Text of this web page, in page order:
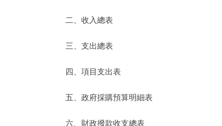
參與調查
走進北京
北京概況
綠色北京
二、收入總表
三、支出總表
四、項目支出表
五、政府採購預算明細表
六、財政撥款收支總表